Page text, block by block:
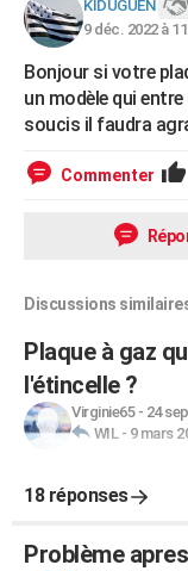
KIDUGUEN
9 déc. 2022 à
Bonjour si votre
un modèle qui
soucis il faudra
Commenter
Discussions
Plaque à gaz
l'étincelle ?
Virginie65- 24
WIL- 9 mars
18 réponses
Problème